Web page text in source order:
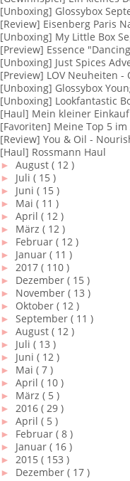
[Unboxing] Glossybox
[Review] Eisenberg Paris
[Unboxing] My Little Box
[Preview] Essence
[Unboxing] Just Spices
[Preview] LOV Neuheiten -
[Unboxing] Glossybox
[Unboxing] Lookfantastic
[Haul] Mein kleiner
[Favoriten] Meine Top 5
[Review] You & Oil -
[Haul] Rossmann Haul
► August ( 12 )
► Juli ( 15 )
► Juni ( 15 )
► Mai ( 11 )
► April ( 12 )
► März ( 12 )
► Februar ( 12 )
► Januar ( 11 )
► 2017 ( 110 )
► Dezember ( 15 )
► November ( 13 )
► Oktober ( 12 )
► September ( 11 )
► August ( 12 )
► Juli ( 13 )
► Juni ( 12 )
► Mai ( 7 )
► April ( 10 )
► März ( 5 )
► 2016 ( 29 )
► April ( 5 )
► Februar ( 8 )
► Januar ( 16 )
► 2015 ( 153 )
► Dezember ( 17 )